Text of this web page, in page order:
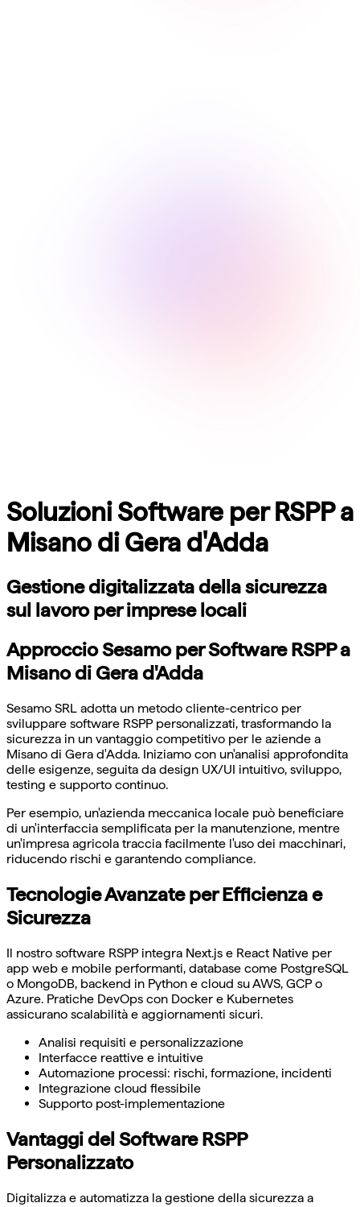
Soluzioni Software per RSPP a
Misano di Gera d'Adda
Gestione digitalizzata della sicurezza
sul lavoro per imprese locali
Approccio Sesamo per Software RSPP a
Misano di Gera d'Adda
Sesamo SRL adotta un metodo cliente-centrico per
sviluppare software RSPP personalizzati, trasformando la
sicurezza in un vantaggio competitivo per le aziende a
Misano di Gera d'Adda. Iniziamo con un'analisi approfondita
delle esigenze, seguita da design UX/UI intuitivo, sviluppo,
testing e supporto continuo.
Per esempio, un'azienda meccanica locale può beneficiare
di un'interfaccia semplificata per la manutenzione, mentre
un'impresa agricola traccia facilmente l'uso dei macchinari,
riducendo rischi e garantendo compliance.
Tecnologie Avanzate per Efficienza e
Sicurezza
Il nostro software RSPP integra Next.js e React Native per
app web e mobile performanti, database come PostgreSQL
o MongoDB, backend in Python e cloud su AWS, GCP o
Azure. Pratiche DevOps con Docker e Kubernetes
assicurano scalabilità e aggiornamenti sicuri.
Analisi requisiti e personalizzazione
Interfacce reattive e intuitive
Automazione processi: rischi, formazione, incidenti
Integrazione cloud flessibile
Supporto post-implementazione
Vantaggi del Software RSPP
Personalizzato
Digitalizza e automatizza la gestione della sicurezza a